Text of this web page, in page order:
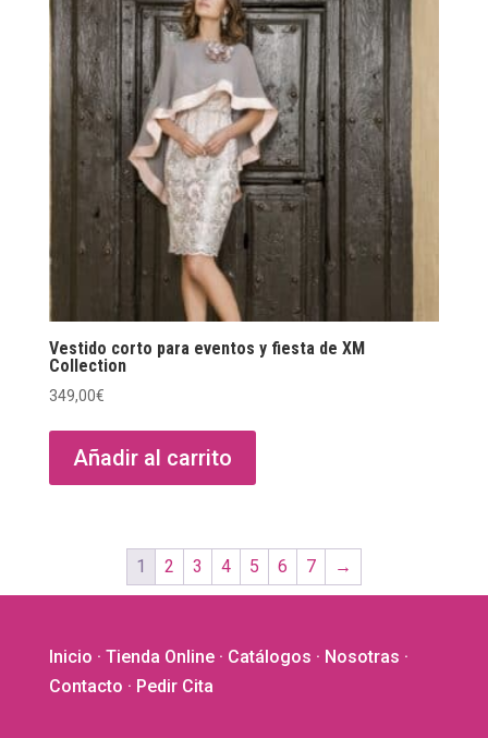
Vestido corto para eventos y fiesta de XM
Collection
349,00€
Añadir al carrito
1 2 3 4 5 6 7 →
Inicio · Tienda Online· Catálogos · Nosotras ·
Contacto · Pedir Cita